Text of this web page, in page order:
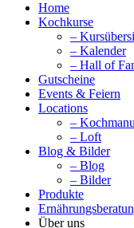
Home
Kochkurse
–
– Kalender
– Hall of
Gutscheine
Events & Feiern
Locations
–
– Loft
Blog & Bilder
– Blog
– Bilder
Produkte
Über uns